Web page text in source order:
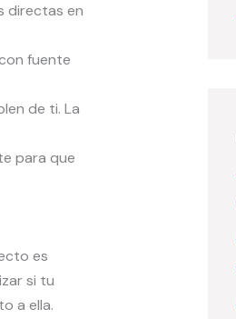
directas en
fuente
de ti. La
para que
es
si tu
a ella.